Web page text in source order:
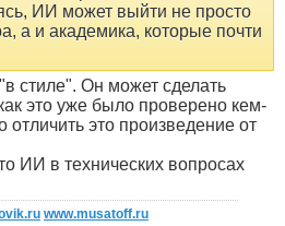
ИИ может выйти не просто
а и академика, которые почти
стиле". Он может сделать
это уже было проверено кем-
отличить это произведение от
ИИ в технических вопросах
www.musatoff.ru